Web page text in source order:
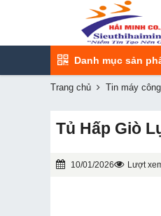
Danh mục sản
Trang chủ Tin máy
Tủ Hấp Giò
10/01/2026 Lượt